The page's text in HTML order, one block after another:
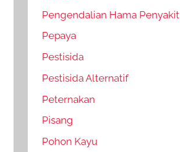
Pengendalian Hama Penyakit
Pepaya
Pestisida
Pestisida Alternatif
Peternakan
Pisang
Pohon Kayu